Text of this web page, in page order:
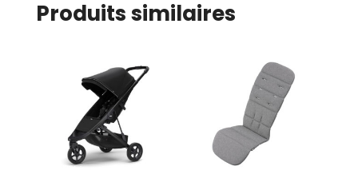
Produits similaires